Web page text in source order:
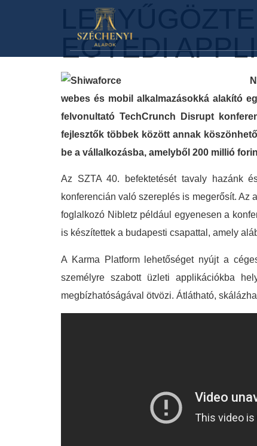
EGYEDI
webes és mobil alkalmazásokká alakító
felvonultató TechCrunch Disrupt
fejlesztők többek között annak
be a vállalkozásba, amelyből 200 millió
Az SZTA 40. befektetését tavaly hazánk
konferencián való szereplés is megerősít. Az
foglalkozó Nibletz például egyenesen a
is készítettek a budapesti csapattal, amely
A Karma Platform lehetőséget nyújt a
személyre szabott üzleti applikációkba
megbízhatóságával ötvözi. Átlátható,